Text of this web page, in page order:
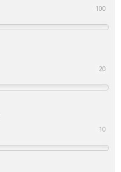
100
20
10